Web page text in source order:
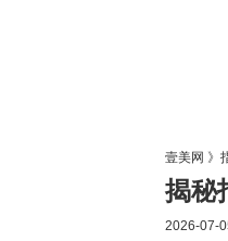
壹美网 》
揭秘
2026-07-